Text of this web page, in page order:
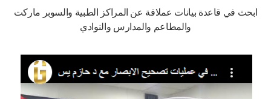
ابحث في قاعدة بيانات عملاقة عن المراكز الطبية والسوبر ماركت
والمطاعم والمدارس والنوادي